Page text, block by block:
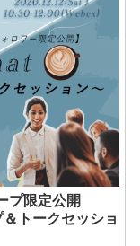
プ限定公開
トークセッショ